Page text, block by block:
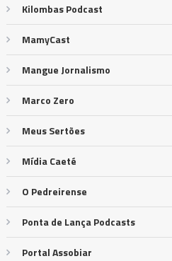
Kilombas Podcast
MamyCast
Mangue Jornalismo
Marco Zero
Meus Sertões
Mídia Caeté
O Pedreirense
Ponta de Lança Podcasts
Portal Assobiar